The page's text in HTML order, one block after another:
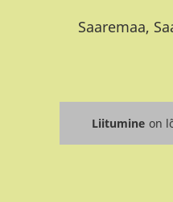
Saaremaa,
Liitumine on